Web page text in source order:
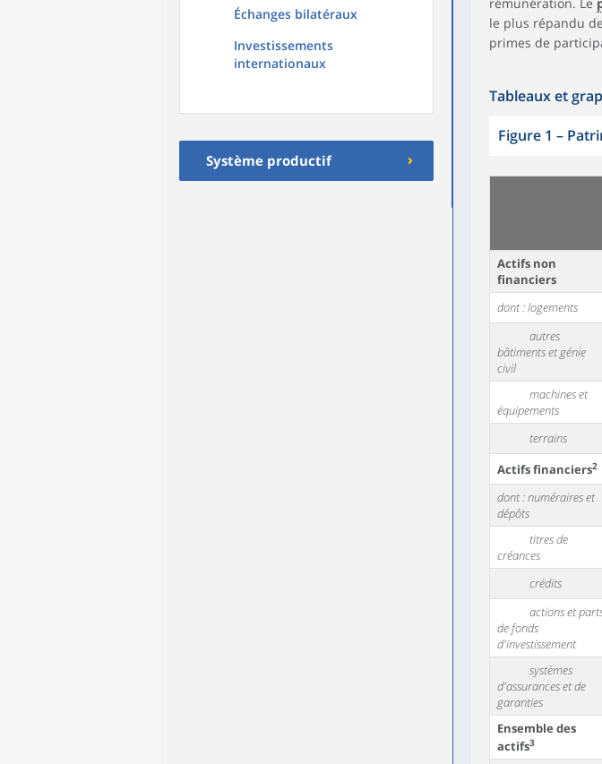
Échanges bilatéraux
Investissements
internationaux
Système productif
le plus répandu
primes de
Tableaux et
Figure 1 –
Actifs non
financiers
dont : logements
autres
bâtiments et génie
civil
machines et
équipements
terrains
Actifs financiers2
dont : numéraires et
dépôts
titres de
créances
crédits
actions et
de fonds
d'investissement
systèmes
d'assurances et de
garanties
Ensemble des
actifs3